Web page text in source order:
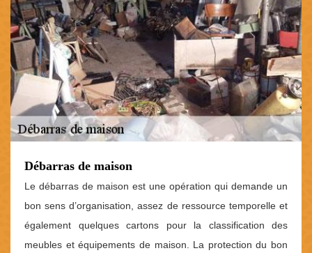
Débarras de maison
Le débarras de maison est une opération qui demande un
bon sens d’organisation, assez de ressource temporelle et
également quelques cartons pour la classification des
meubles et équipements de maison. La protection du bon